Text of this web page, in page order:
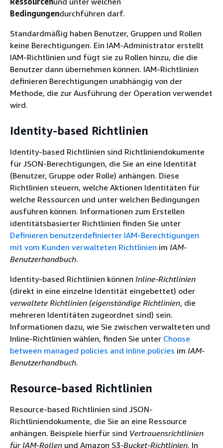
Bedingungendurchführen darf.
Standardmäßig haben Benutzer, Gruppen und Rollen
keine Berechtigungen. Ein IAM-Administrator erstellt
IAM-Richtlinien und fügt sie zu Rollen hinzu, die die
Benutzer dann übernehmen können. IAM-Richtlinien
definieren Berechtigungen unabhängig von der
Methode, die zur Ausführung der Operation verwendet
wird.
Identity-based Richtlinien
Identity-based Richtlinien sind Richtliniendokumente
für JSON-Berechtigungen, die Sie an eine Identität
(Benutzer, Gruppe oder Rolle) anhängen. Diese
Richtlinien steuern, welche Aktionen Identitäten für
welche Ressourcen und unter welchen Bedingungen
ausführen können. Informationen zum Erstellen
identitätsbasierter Richtlinien finden Sie unter
Definieren benutzerdefinierter IAM-Berechtigungen
mit vom Kunden verwalteten Richtlinien im IAM-
Benutzerhandbuch.
Identity-based Richtlinien können Inline-Richtlinien
(direkt in eine einzelne Identität eingebettet) oder
verwaltete Richtlinien (eigenständige Richtlinien, die
mehreren Identitäten zugeordnet sind) sein.
Informationen dazu, wie Sie zwischen verwalteten und
Inline-Richtlinien wählen, finden Sie unter Choose
between managed policies and inline policies im IAM-
Benutzerhandbuch.
Resource-based Richtlinien
Resource-based Richtlinien sind JSON-
Richtliniendokumente, die Sie an eine Ressource
anhängen. Beispiele hierfür sind Vertrauensrichtlinien
für IAM-Rollen und Amazon S3-Bucket-Richtlinien. In